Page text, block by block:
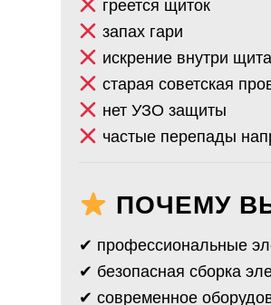
запах гари
искрение внутри щита
старая советская
нет УЗО защиты
частые перепады
ПОЧЕМУ
✔ профессиональные
✔ безопасная сборка
✔ современное